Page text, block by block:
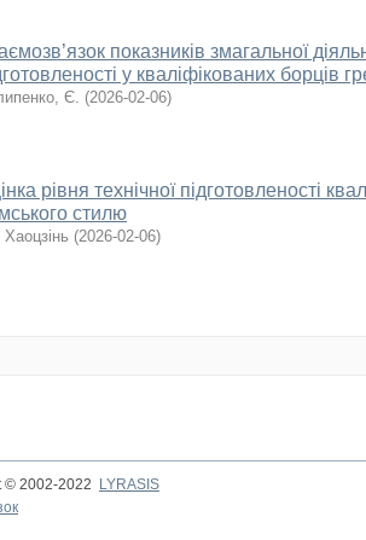
показників змагальної
у кваліфікованих борців
Є. (2026-02-06)
рівня технічної підготовленості
стилю
(2026-02-06)
© 2002-2022
LYRASIS